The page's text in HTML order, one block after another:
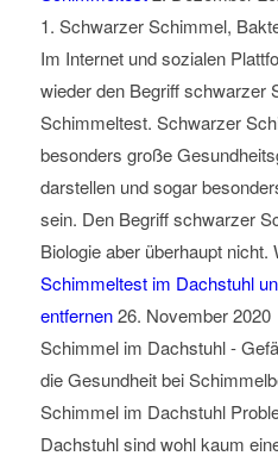
1. Schwarzer Schimmel,
Im Internet und sozialen
wieder den Begriff schwarzer
Schimmeltest. Schwarzer
besonders große
darstellen und sogar
sein. Den Begriff schwarzer
Biologie aber überhaupt
Schimmeltest im Dachstuhl
entfernen 26. November 2020
Schimmel im Dachstuhl -
die Gesundheit bei
Schimmel im Dachstuhl
Dachstuhl sind wohl kaum